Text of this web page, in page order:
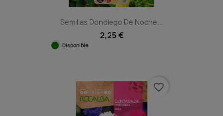
Semillas Dondiego De Noche...
2,25 €
Disponible
favorite_border